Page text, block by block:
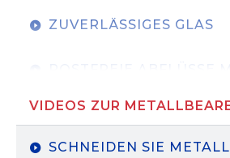
ZUVERLÄSSIGES GLAS
MAXIMALE
VIDEOS ZUR
SCHNEIDEN SIE